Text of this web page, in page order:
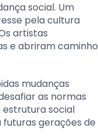
social. Um
pela cultura
artistas
e abriram caminho
mudanças
as normas
estrutura social
gerações de